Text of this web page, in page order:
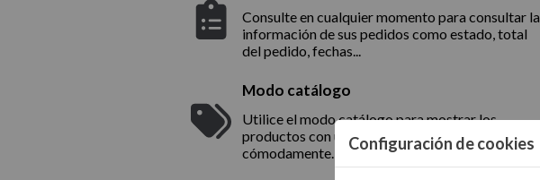
Consulte en cualquier momento para consultar la
información de sus pedidos como estado, total
del pedido, fechas...
Modo catálogo
Utilice el modo catálogo para mostrar los
productos con un incremento porcentual
cómodamente.
Configuración de cookies